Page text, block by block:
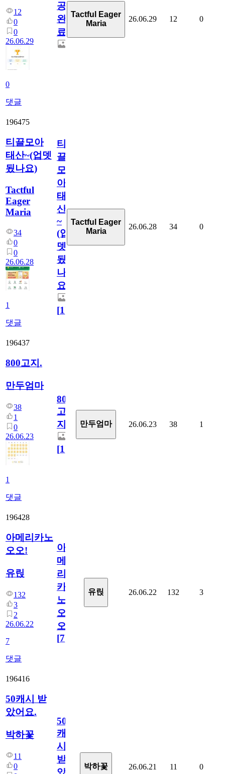
12
0
0
26.06.29
0
댓글
공
완
료
Tactful Eager
Maria
26.06.29 12 0
196475
티끌모아
태산~(업뎃
됬나요)
Tactful
Eager
Maria
34
0
0
26.06.28
1
댓글
티
끌
모
아
태
산
~
(업
뎃
됬
나
요)
[1]
Tactful Eager
Maria
26.06.28 34 0
196437
800고지.
만두엄마
38
1
0
26.06.23
1
댓글
800
고
지.
[1]
만두엄마 26.06.23 38 1
196428
아메리카노
오오!
유릱
132
3
2
26.06.22
7
댓글
아
메
리
카
노
오
오!
[7]
유릱 26.06.22 132 3
196416
50캐시 받
았어요.
박하꽃
11
0
50
캐
시
받
박하꽃 26.06.21 11 0